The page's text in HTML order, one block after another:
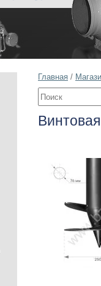
Главная /